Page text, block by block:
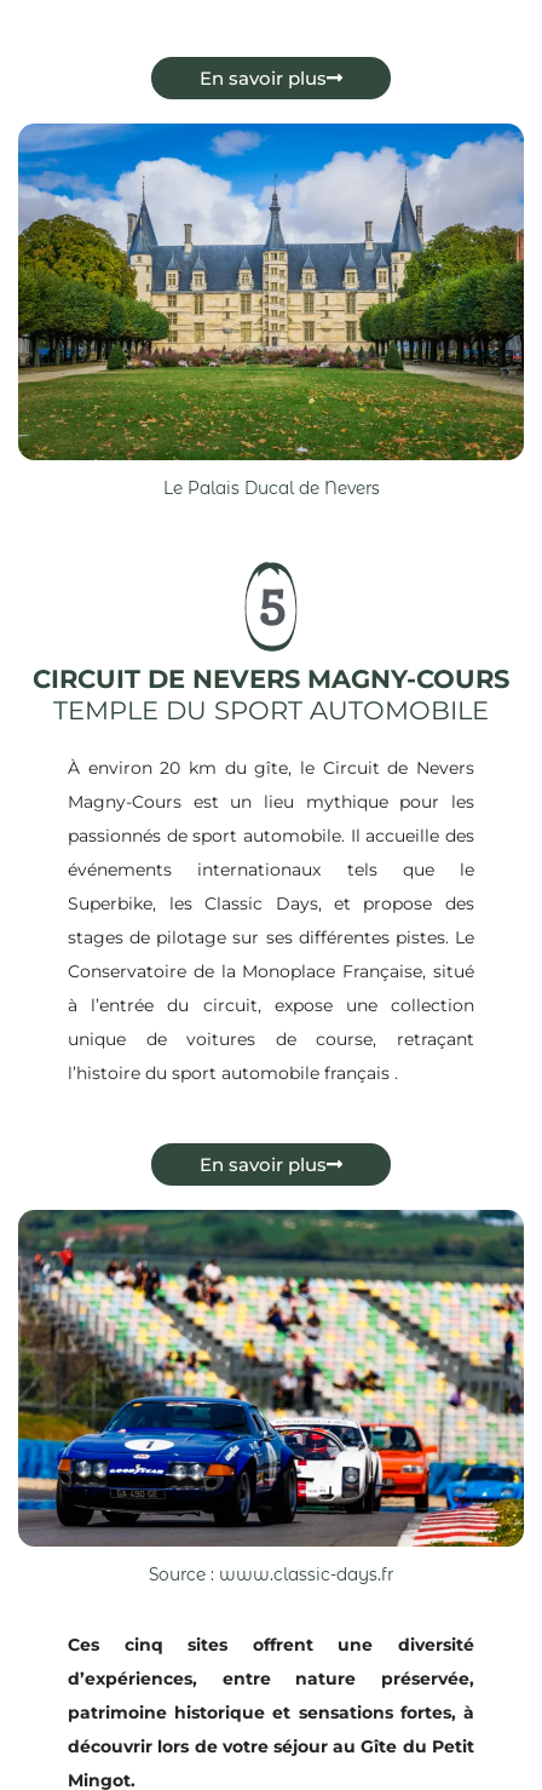
En savoir plus
Le Palais Ducal de Nevers
5
CIRCUIT DE NEVERS MAGNY-COURS
TEMPLE DU SPORT AUTOMOBILE
À environ 20 km du gîte, le Circuit de Nevers
Magny-Cours est un lieu mythique pour les
passionnés de sport automobile. Il accueille des
événements internationaux tels que le
Superbike, les Classic Days, et propose des
stages de pilotage sur ses différentes pistes. Le
Conservatoire de la Monoplace Française, situé
à l’entrée du circuit, expose une collection
unique de voitures de course, retraçant
l’histoire du sport automobile français .
En savoir plus
Source : www.classic-days.fr
Ces cinq sites offrent une diversité
d’expériences, entre nature préservée,
patrimoine historique et sensations fortes, à
découvrir lors de votre séjour au Gîte du Petit
Mingot.